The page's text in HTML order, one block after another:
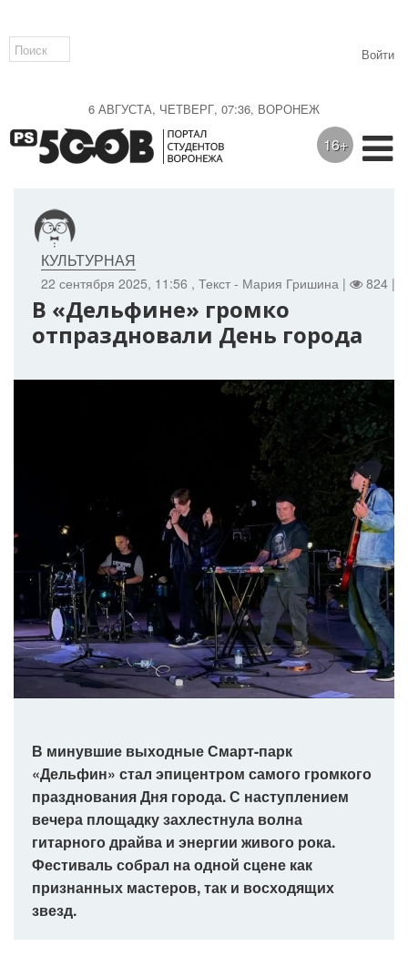
6 АВГУСТА, ЧЕТВЕРГ, 07:36, ВОРОНЕЖ
Войти
16+
22 сентября 2025, 11:56 , Текст - Мария Гришина | 824 |
КУЛЬТУРНАЯ
В «Дельфине» громко
отпраздновали День города
В минувшие выходные Смарт-парк
«Дельфин» стал эпицентром самого громкого
празднования Дня города. С наступлением
вечера площадку захлестнула волна
гитарного драйва и энергии живого рока.
Фестиваль собрал на одной сцене как
признанных мастеров, так и восходящих
звезд.